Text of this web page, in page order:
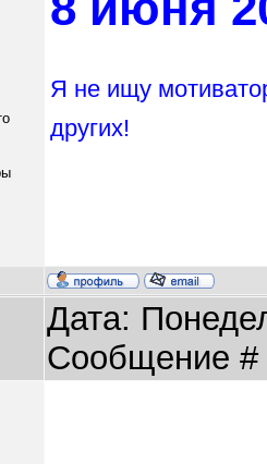
Я не ищу
других!
Дата:
Сообщение